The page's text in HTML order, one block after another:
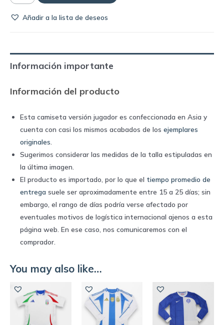
jugador
Madrid
2022/23
Edition
Nike
quantity
Añadir a la lista de deseos
Información importante
Información del producto
Esta camiseta versión jugador es confeccionada en Asia y
cuenta con casi los mismos acabados de los ejemplares
originales.
Sugerimos considerar las medidas de la talla estipuladas en
la última imagen.
El producto es importado, por lo que el tiempo promedio de
entrega suele ser aproximadamente entre 15 a 25 días; sin
embargo, el rango de días podría verse afectado por
eventuales motivos de logística internacional ajenos a esta
página web. En ese caso, nos comunicaremos con el
comprador.
You may also like…